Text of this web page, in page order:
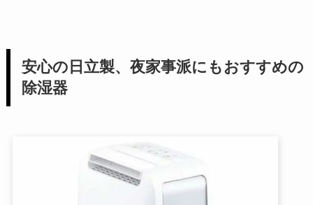
安心の日立製、夜家事派にもおすすめの
除湿器